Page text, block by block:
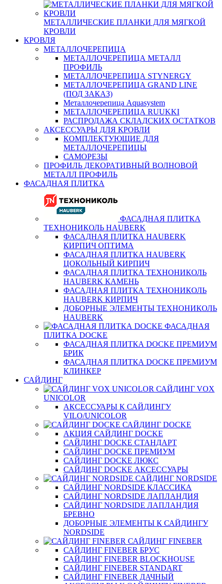
МЕТАЛЛИЧЕСКИЕ ПЛАНКИ ДЛЯ МЯГКОЙ
КРОВЛИ
КРОВЛЯ
МЕТАЛЛОЧЕРЕПИЦА
МЕТАЛЛОЧЕРЕПИЦА МЕТАЛЛ
ПРОФИЛЬ
МЕТАЛЛОЧЕРЕПИЦА STYNERGY
МЕТАЛЛОЧЕРЕПИЦА GRAND LINE
(ПОД ЗАКАЗ)
Металлочерепица Aquasystem
МЕТАЛЛОЧЕРЕПИЦА RUUKKI
РАСПРОДАЖА СКЛАДСКИХ ОСТАТКОВ
АКСЕССУАРЫ ДЛЯ КРОВЛИ
КОМПЛЕКТУЮЩИЕ ДЛЯ
МЕТАЛЛОЧЕРЕПИЦЫ
САМОРЕЗЫ
ПРОФИЛЬ ДЕКОРАТИВНЫЙ ВОЛНОВОЙ
МЕТАЛЛ ПРОФИЛЬ
ФАСАДНАЯ ПЛИТКА
ФАСАДНАЯ ПЛИТКА
ТЕХНОНИКОЛЬ HAUBERK
ФАСАДНАЯ ПЛИТКА HAUBERK
КИРПИЧ ОПТИМА
ФАСАДНАЯ ПЛИТКА HAUBERK
ЦОКОЛЬНЫЙ КИРПИЧ
ФАСАДНАЯ ПЛИТКА ТЕХНОНИКОЛЬ
HAUBERK КАМЕНЬ
ФАСАДНАЯ ПЛИТКА ТЕХНОНИКОЛЬ
HAUBERK КИРПИЧ
ДОБОРНЫЕ ЭЛЕМЕНТЫ ТЕХНОНИКОЛЬ
HAUBERK
ФАСАДНАЯ
ПЛИТКА DOCKE
ФАСАДНАЯ ПЛИТКА DOCKE ПРЕМИУМ
БРИК
ФАСАДНАЯ ПЛИТКА DOCKE ПРЕМИУМ
КЛИНКЕР
САЙДИНГ
САЙДИНГ VOX
UNICOLOR
АКСЕССУАРЫ К САЙДИНГУ
VILO/UNICOLOR
САЙДИНГ DOCKE
АКЦИЯ САЙДИНГ DOCKE
САЙДИНГ DOCKE СТАНДАРТ
САЙДИНГ DOCKE ПРЕМИУМ
САЙДИНГ DOCKE ЛЮКС
САЙДИНГ DOCKE АКСЕССУАРЫ
САЙДИНГ NORDSIDE
САЙДИНГ NORDSIDE КЛАССИКА
САЙДИНГ NORDSIDE ЛАПЛАНДИЯ
САЙДИНГ NORDSIDE ЛАПЛАНДИЯ
БРЕВНО
ДОБОРНЫЕ ЭЛЕМЕНТЫ К САЙДИНГУ
NORDSIDE
САЙДИНГ FINEBER
САЙДИНГ FINEBER БРУС
САЙДИНГ FINEBER BLOCKHOUSE
САЙДИНГ FINEBER STANDART
САЙДИНГ FINEBER ДАЧНЫЙ